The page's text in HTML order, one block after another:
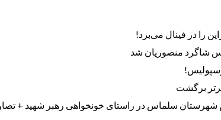
را در فینال می‌برد!
شاگرد منصوریان شد
برگشت